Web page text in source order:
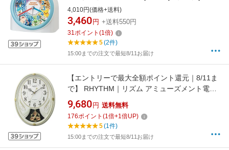
4,010円(価格+送料)
3,460 円 +送料550円
31ポイント (1倍)
5(2件)
15:00までの注文で最短8/11お届け
【エントリーで最大全額ポイント還元｜8/11ま
で】 RHYTHM｜リズム アミューズメント電波
時計 スモールワールドリリィN」 アイボリー
4MN554RH10 [電波自動受信機能有]
9,680 円 送料無料
176ポイント (1倍+1倍UP)
5(1件)
15:00までの注文で最短8/11お届け